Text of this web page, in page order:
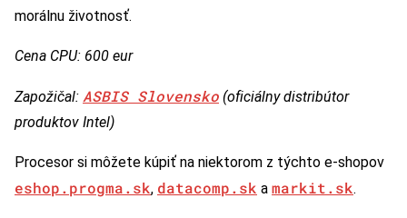
morálnu životnosť.
Cena CPU: 600 eur
Zapožičal: ASBIS Slovensko (oficiálny distribútor
produktov Intel)
Procesor si môžete kúpiť na niektorom z týchto e-shopov
eshop.progma.sk, datacomp.sk a markit.sk.